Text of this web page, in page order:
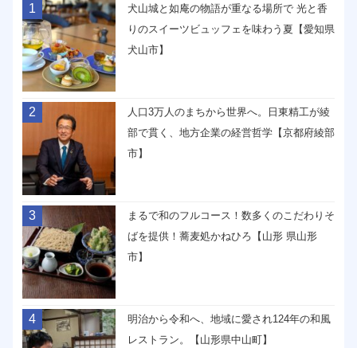
1
犬山城と如庵の物語が重なる場所で 光と香
りのスイーツビュッフェを味わう夏【愛知県
犬山市】
2
人口3万人のまちから世界へ。日東精工が綾
部で貫く、地方企業の経営哲学【京都府綾部
市】
3
まるで和のフルコース！数多くのこだわりそ
ばを提供！蕎麦処かねひろ【山形 県山形
市】
4
明治から令和へ、地域に愛され124年の和風
レストラン。【山形県中山町】